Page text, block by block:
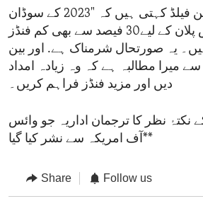
سفیر تھامس گرین فیلڈ کہتی ہیں کہ "2023 کے سوڈان
ہیومینٹیرین ریسپانس پلان کے لیے30 فیصد سے بھی کم فنڈز
یہ صورتحال شرمناک ہے. اور بین
سے میرا مطالبہ ہے کہ وہ زیادہ امداد
دیں اور مزید فنڈز فراہم کریں۔
نکتۂ نظر کا ترجمان اداریہ جو وائس
آف امریکہ سے نشر کیا گیا**
Share Follow us